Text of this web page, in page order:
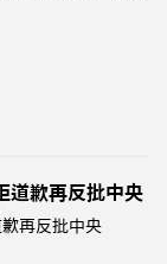
道歉再反批中央
再反批中央